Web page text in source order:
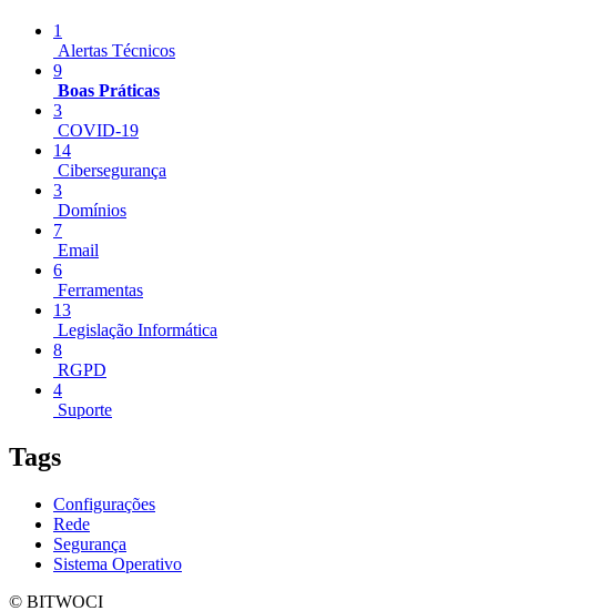
1
Alertas Técnicos
9
Boas Práticas
3
COVID-19
14
Cibersegurança
3
Domínios
7
Email
6
Ferramentas
13
Legislação Informática
8
RGPD
4
Suporte
Tags
Configurações
Rede
Segurança
Sistema Operativo
© BITWOCI